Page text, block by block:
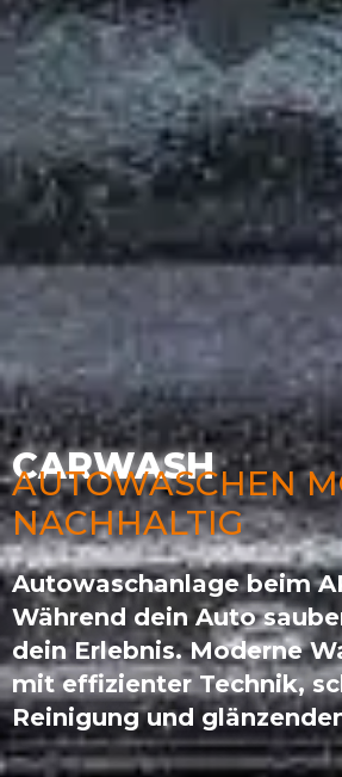
CARWASH
AUTOWASCHEN
NACHHALTIG
Autowaschanlage beim
Während dein Auto
dein Erlebnis. Moderne
mit effizienter Technik,
Reinigung und